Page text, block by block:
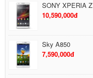
SONY XPERIA Z
10,590,000đ
Sky A850
7,590,000đ